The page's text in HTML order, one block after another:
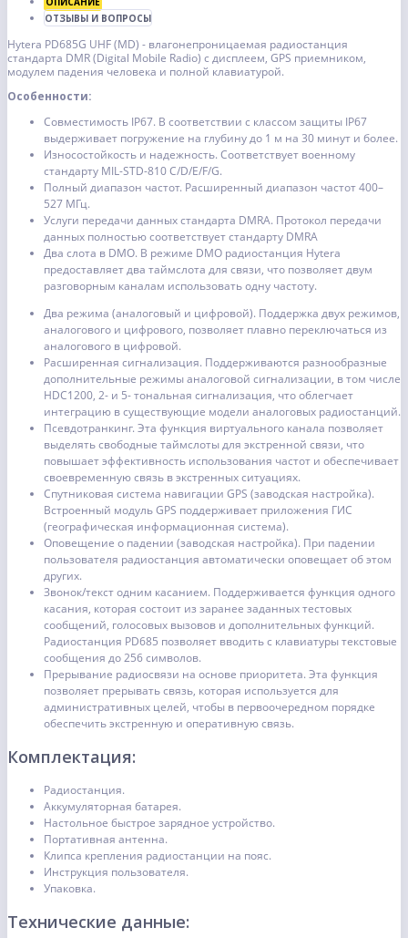
ОТЗЫВЫ И ВОПРОСЫ
Hytera PD685G UHF (MD) - влагонепроницаемая радиостанция
стандарта DMR (Digital Mobile Radio) с дисплеем, GPS приемником,
модулем падения человека и полной клавиатурой.
Особенности:
Совместимость IP67. В соответствии с классом защиты IP67
выдерживает погружение на глубину до 1 м на 30 минут и более.
Износостойкость и надежность. Соответствует военному
стандарту MIL-STD-810 C/D/E/F/G.
Полный диапазон частот. Расширенный диапазон частот 400–
527 МГц.
Услуги передачи данных стандарта DMRA. Протокол передачи
данных полностью соответствует стандарту DMRA
Два слота в DMO. В режиме DMO радиостанция Hytera
предоставляет два таймслота для связи, что позволяет двум
разговорным каналам использовать одну частоту.
Два режима (аналоговый и цифровой). Поддержка двух режимов,
аналогового и цифрового, позволяет плавно переключаться из
аналогового в цифровой.
Расширенная сигнализация. Поддерживаются разнообразные
дополнительные режимы аналоговой сигнализации, в том числе
HDC1200, 2- и 5- тональная сигнализация, что облегчает
интеграцию в существующие модели аналоговых радиостанций.
Псевдотранкинг. Эта функция виртуального канала позволяет
выделять свободные таймслоты для экстренной связи, что
повышает эффективность использования частот и обеспечивает
своевременную связь в экстренных ситуациях.
Спутниковая система навигации GPS (заводская настройка).
Встроенный модуль GPS поддерживает приложения ГИС
(географическая информационная система).
Оповещение о падении (заводская настройка). При падении
пользователя радиостанция автоматически оповещает об этом
других.
Звонок/текст одним касанием. Поддерживается функция одного
касания, которая состоит из заранее заданных тестовых
сообщений, голосовых вызовов и дополнительных функций.
Радиостанция PD685 позволяет вводить с клавиатуры текстовые
сообщения до 256 символов.
Прерывание радиосвязи на основе приоритета. Эта функция
позволяет прерывать связь, которая используется для
административных целей, чтобы в первоочередном порядке
обеспечить экстренную и оперативную связь.
Комплектация:
Радиостанция.
Аккумуляторная батарея.
Настольное быстрое зарядное устройство.
Портативная антенна.
Клипса крепления радиостанции на пояс.
Инструкция пользователя.
Упаковка.
Технические данные: